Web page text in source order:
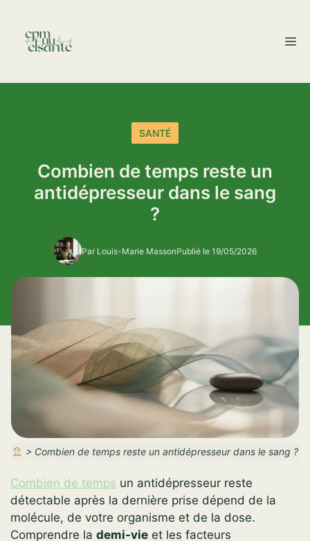
contenu
SANTÉ
Combien de temps reste un
antidépresseur dans le sang
?
Par Louis-Marie MassonPublié le 19/05/2026
> Combien de temps reste un antidépresseur dans le sang ?
Combien de temps un antidépresseur reste
détectable après la dernière prise dépend de la
molécule, de votre organisme et de la dose.
Comprendre la demi-vie et les facteurs